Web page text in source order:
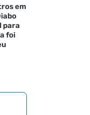
em
para
foi